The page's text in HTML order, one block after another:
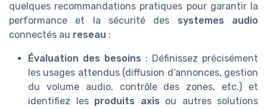
quelques recommandations pratiques pour garantir la
performance et la sécurité des systemes audio
connectés au reseau :
Évaluation des besoins : Définissez précisément
les usages attendus (diffusion d’annonces, gestion
du volume audio, contrôle des zones, etc.) et
identifiez les produits axis ou autres solutions